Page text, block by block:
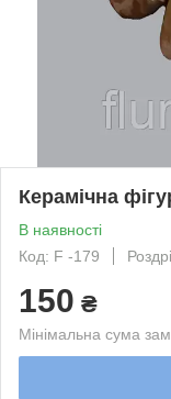
Керамічна
В наявності
Код: F -179
150 ₴
Мінімальна сума